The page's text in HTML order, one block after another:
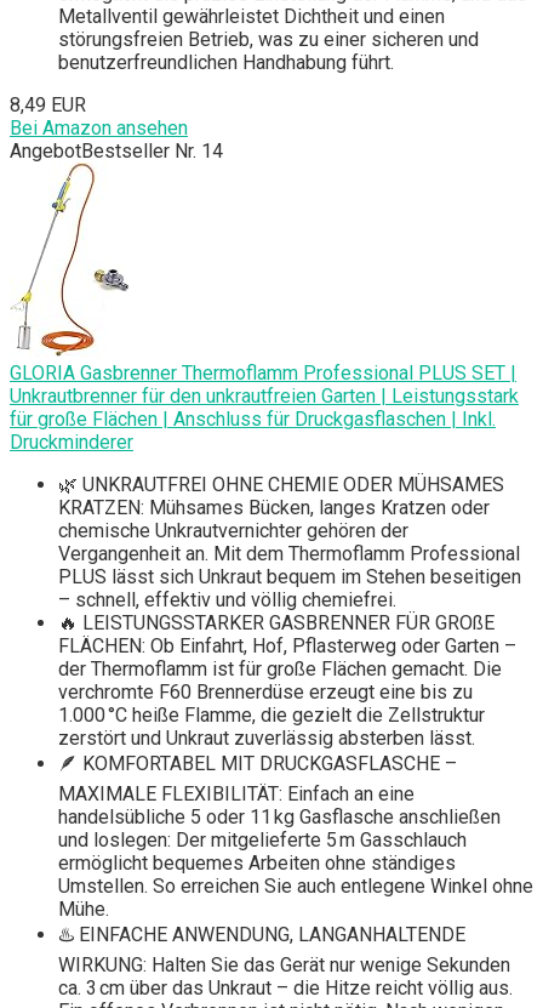
Metallventil gewährleistet Dichtheit und einen
störungsfreien Betrieb, was zu einer sicheren und
benutzerfreundlichen Handhabung führt.
8,49 EUR
Bei Amazon ansehen
AngebotBestseller Nr. 14
GLORIA Gasbrenner Thermoflamm Professional PLUS SET |
Unkrautbrenner für den unkrautfreien Garten | Leistungsstark
für große Flächen | Anschluss für Druckgasflaschen | Inkl.
Druckminderer
🌿 UNKRAUTFREI OHNE CHEMIE ODER MÜHSAMES
KRATZEN: Mühsames Bücken, langes Kratzen oder
chemische Unkrautvernichter gehören der
Vergangenheit an. Mit dem Thermoflamm Professional
PLUS lässt sich Unkraut bequem im Stehen beseitigen
– schnell, effektiv und völlig chemiefrei.
🔥 LEISTUNGSSTARKER GASBRENNER FÜR GROßE
FLÄCHEN: Ob Einfahrt, Hof, Pflasterweg oder Garten –
der Thermoflamm ist für große Flächen gemacht. Die
verchromte F60 Brennerdüse erzeugt eine bis zu
1.000 °C heiße Flamme, die gezielt die Zellstruktur
zerstört und Unkraut zuverlässig absterben lässt.
🪶 KOMFORTABEL MIT DRUCKGASFLASCHE –
MAXIMALE FLEXIBILITÄT: Einfach an eine
handelsübliche 5 oder 11 kg Gasflasche anschließen
und loslegen: Der mitgelieferte 5 m Gasschlauch
ermöglicht bequemes Arbeiten ohne ständiges
Umstellen. So erreichen Sie auch entlegene Winkel ohne
Mühe.
♨️ EINFACHE ANWENDUNG, LANGANHALTENDE
WIRKUNG: Halten Sie das Gerät nur wenige Sekunden
ca. 3 cm über das Unkraut – die Hitze reicht völlig aus.